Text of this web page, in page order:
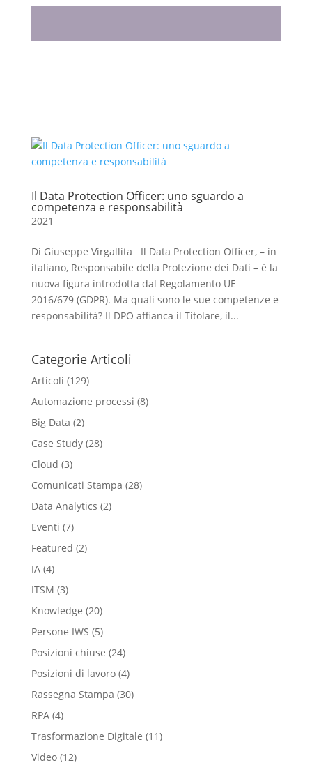
Il Data Protection Officer: uno sguardo a
competenza e responsabilità
2021
Di Giuseppe Virgallita Il Data Protection Officer, – in
italiano, Responsabile della Protezione dei Dati – è la
nuova figura introdotta dal Regolamento UE
2016/679 (GDPR). Ma quali sono le sue competenze e
responsabilità? Il DPO affianca il Titolare, il...
Categorie Articoli
Articoli (129)
Automazione processi (8)
Big Data (2)
Case Study(28)
Cloud (3)
Comunicati Stampa (28)
Data Analytics (2)
Eventi (7)
Featured (2)
IA(4)
ITSM (3)
Knowledge (20)
Persone IWS (5)
Posizioni chiuse (24)
Posizioni di lavoro(4)
Rassegna Stampa (30)
RPA(4)
Trasformazione Digitale (11)
Video(12)